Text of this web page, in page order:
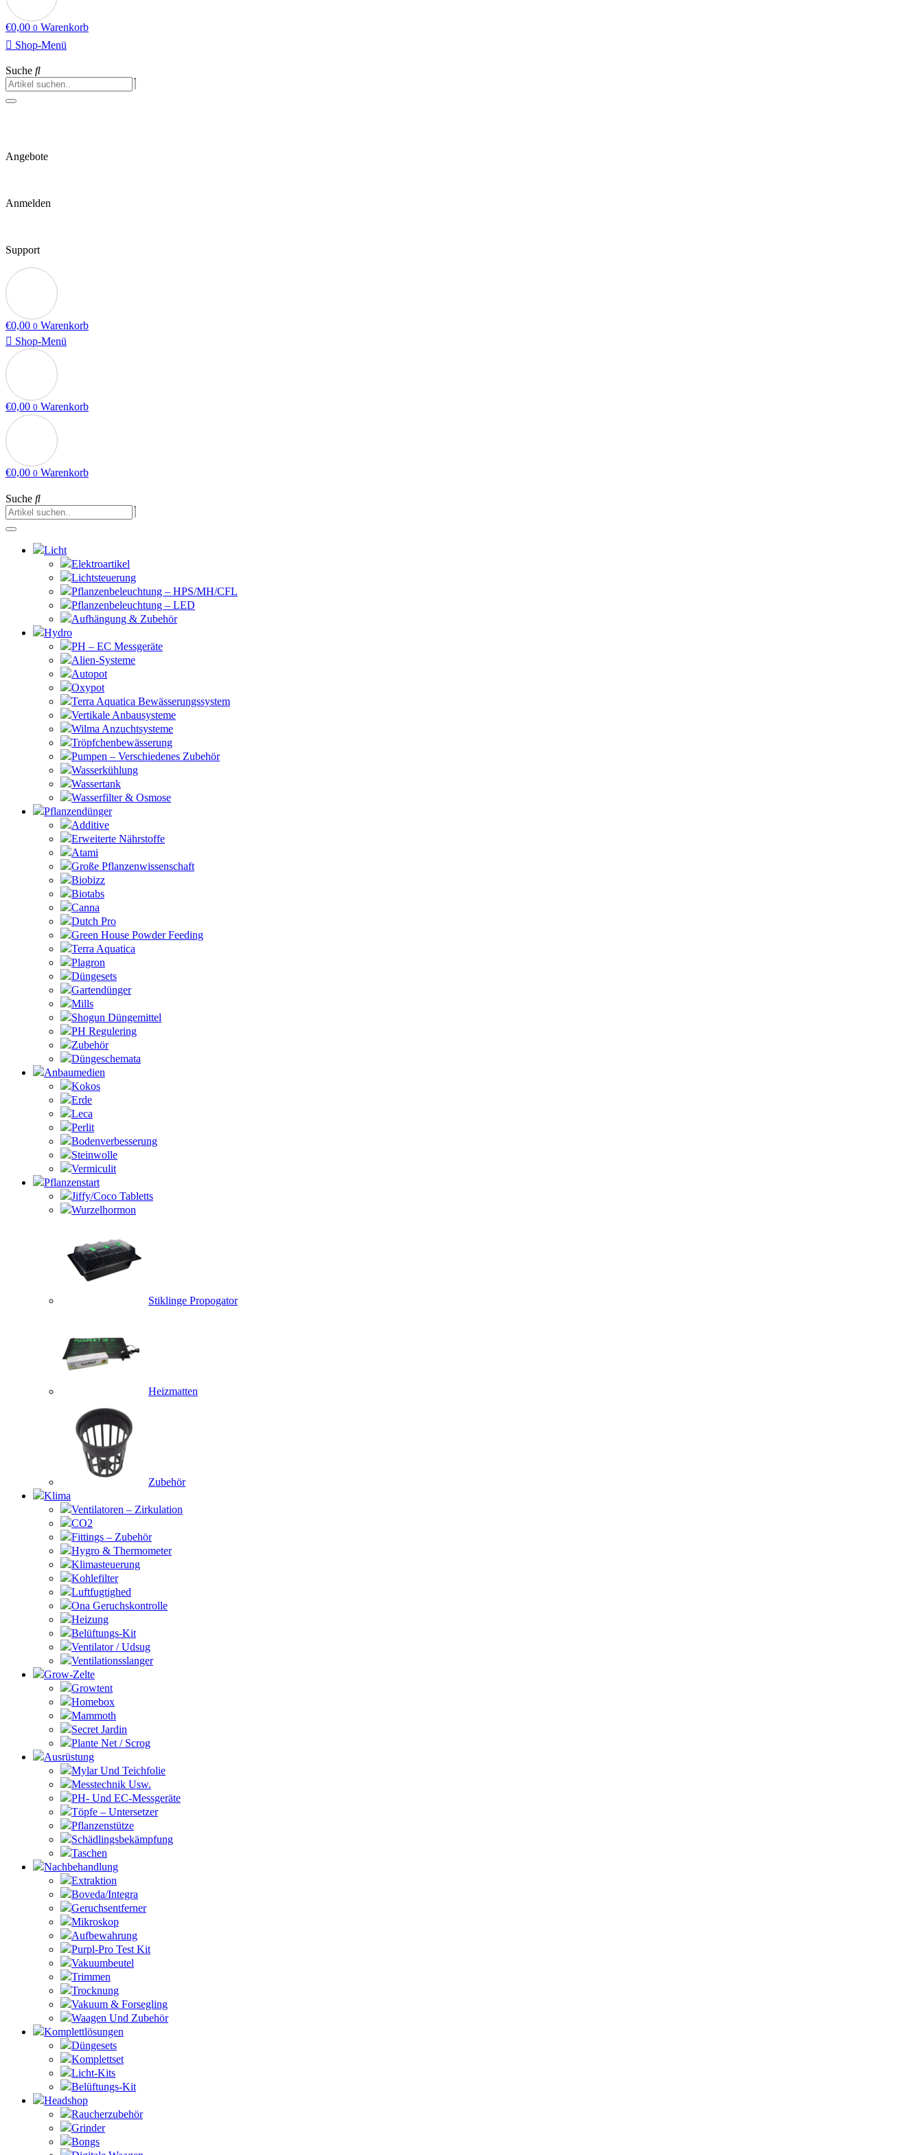
€0,00 0 Warenkorb
Shop-Menü
Suche
Angebote
Anmelden
Support
€0,00 0 Warenkorb
Shop-Menü
€0,00 0 Warenkorb
€0,00 0 Warenkorb
Suche
Licht
Elektroartikel
Lichtsteuerung
Pflanzenbeleuchtung – HPS/MH/CFL
Pflanzenbeleuchtung – LED
Aufhängung & Zubehör
Hydro
PH – EC Messgeräte
Alien-Systeme
Autopot
Oxypot
Terra Aquatica Bewässerungssystem
Vertikale Anbausysteme
Wilma Anzuchtsysteme
Tröpfchenbewässerung
Pumpen – Verschiedenes Zubehör
Wasserkühlung
Wassertank
Wasserfilter & Osmose
Pflanzendünger
Additive
Erweiterte Nährstoffe
Atami
Große Pflanzenwissenschaft
Biobizz
Biotabs
Canna
Dutch Pro
Green House Powder Feeding
Terra Aquatica
Plagron
Düngesets
Gartendünger
Mills
Shogun Düngemittel
PH Regulering
Zubehör
Düngeschemata
Anbaumedien
Kokos
Erde
Leca
Perlit
Bodenverbesserung
Steinwolle
Vermiculit
Pflanzenstart
Jiffy/Coco Tabletts
Wurzelhormon
Stiklinge Propogator
Heizmatten
Zubehör
Klima
Ventilatoren – Zirkulation
CO2
Fittings – Zubehör
Hygro & Thermometer
Klimasteuerung
Kohlefilter
Luftfugtighed
Ona Geruchskontrolle
Heizung
Belüftungs-Kit
Ventilator / Udsug
Ventilationsslanger
Grow-Zelte
Growtent
Homebox
Mammoth
Secret Jardin
Plante Net / Scrog
Ausrüstung
Mylar Und Teichfolie
Messtechnik Usw.
PH- Und EC-Messgeräte
Töpfe – Untersetzer
Pflanzenstütze
Schädlingsbekämpfung
Taschen
Nachbehandlung
Extraktion
Boveda/Integra
Geruchsentferner
Mikroskop
Aufbewahrung
Purpl-Pro Test Kit
Vakuumbeutel
Trimmen
Trocknung
Vakuum & Forsegling
Waagen Und Zubehör
Komplettlösungen
Düngesets
Komplettset
Licht-Kits
Belüftungs-Kit
Headshop
Raucherzubehör
Grinder
Bongs